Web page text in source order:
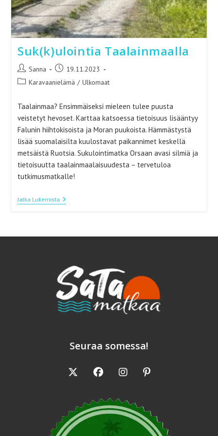
Suk(k)ulointia Taalainmaalla
Artikkelin
kirjoittaja:
Sanna
Artikkeli
julkaistu:
19.11.2023
Artikkelin
Karavaanielämä / Ulkomaat
Taalainmaa? Ensimmäiseksi mieleen tulee puusta
veistetyt hevoset. Karttaa katsoessa tietoisuus lisääntyy
Falunin hiihtokisoista ja Moran puukoista. Hämmästystä
lisää suomalaisilta kuulostavat paikannimet keskellä
metsäistä Ruotsia. Sukulointimatka Orsaan avasi silmiä ja
tietoisuutta taalainmaalaisuudesta – tervetuloa
tutkimusmatkalle!
Jatka LukemistaSuk(k)ulointia
Taalainmaalla
Seuraa somessa!